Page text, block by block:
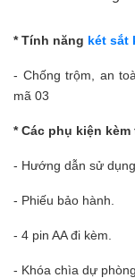
* Tính năng két sắt
- Chống trộm, an
mã 03
* Các phụ kiện
- Hướng dẫn sử
- Phiếu bảo hành.
- 4 pin AA đi kèm.
- Khóa chìa dự phòng.